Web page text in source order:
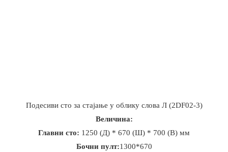
Подесиви сто за стајање у облику слова Л (2DF02-3)
Величина:
Главни сто: 1250 (Д) * 670 (Ш) * 700 (В) мм
Бочни пулт:1300*670